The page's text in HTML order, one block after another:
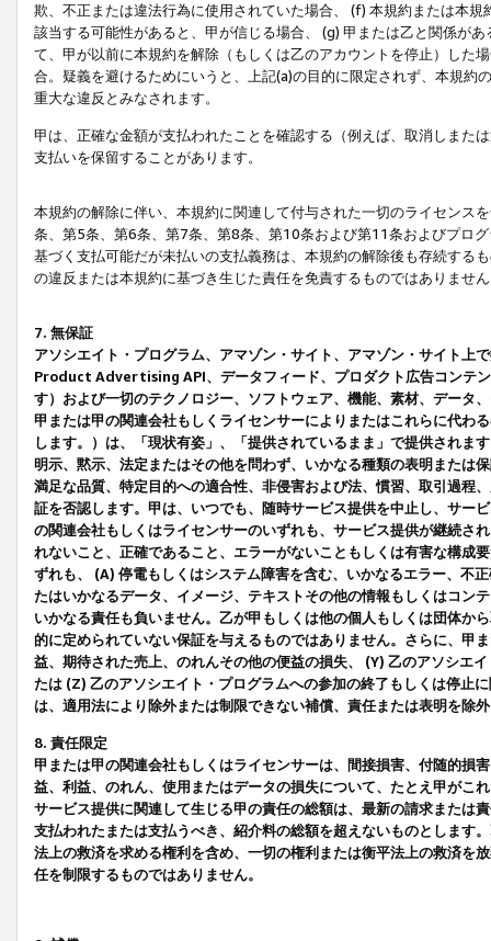
欺、不正または違法行為に使用されていた場合、 (f) 本規約または本
該当する可能性があると、甲が信じる場合、 (g) 甲または乙と関係が
て、甲が以前に本規約を解除（もしくは乙のアカウントを停止）した
合。疑義を避けるためにいうと、上記(a)の目的に限定されず、本規
重大な違反とみなされます。
甲は、正確な金額が支払われたことを確認する（例えば、取消しまた
支払いを保留することがあります。
本規約の解除に伴い、本規約に関連して付与された一切のライセンス
条、第5条、第6条、第7条、第8条、第10条および第11条およびプロ
基づく支払可能だが未払いの支払義務は、本規約の解除後も存続する
の違反または本規約に基づき生じた責任を免責するものではありませ
7. 無保証
アソシエイト・プログラム、アマゾン・サイト、アマゾン・サイト上
Product Advertising API、データフィード、プロダクト広告コンテ
す）および一切のテクノロジー、ソフトウェア、機能、素材、データ
甲または甲の関連会社もしくライセンサーによりまたはこれらに代わ
します。）は、「現状有姿」、「提供されているまま」で提供されま
明示、黙示、法定またはその他を問わず、いかなる種類の表明または
満足な品質、特定目的への適合性、非侵害および法、慣習、取引過程
証を否認します。甲は、いつでも、随時サービス提供を中止し、サー
の関連会社もしくはライセンサーのいずれも、サービス提供が継続さ
れないこと、正確であること、エラーがないこともしくは有害な構成
ずれも、 (A) 停電もしくはシステム障害を含む、いかなるエラー、不
たはいかなるデータ、イメージ、テキストその他の情報もしくはコン
いかなる責任も負いません。乙が甲もしくは他の個人もしくは団体か
的に定められていない保証を与えるものではありません。さらに、甲
益、期待された売上、のれんその他の便益の損失、 (Y) 乙のアソシエ
たは (Z) 乙のアソシエイト・プログラムへの参加の終了もしくは停止
は、適用法により除外または制限できない補償、責任または表明を除
8. 責任限定
甲または甲の関連会社もしくはライセンサーは、間接損害、付随的損
益、利益、のれん、使用またはデータの損失について、たとえ甲がこ
サービス提供に関連して生じる甲の責任の総額は、最新の請求または
支払われたまたは支払うべき、紹介料の総額を超えないものとします
法上の救済を求める権利を含め、一切の権利または衡平法上の救済を
任を制限するものではありません。